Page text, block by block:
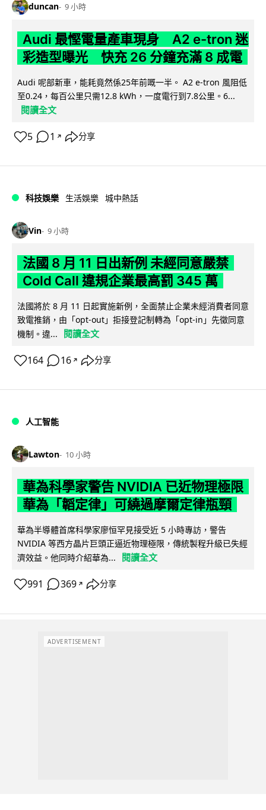
duncan 9 小時
Audi 最慳電量產車現身 A2 e-tron 迷
彩造型曝光 快充 26 分鐘充滿 8 成電
Audi 呢部新車，能耗竟然係25年前嘅一半。 A2 e-tron 風阻低
至0.24，每百公里只需12.8 kWh，一度電行到7.8公里。6...
閱讀全文
5 1 ↗ 分享
科技娛樂 生活娛樂 城中熱話
Vin 9 小時
法國 8 月 11 日出新例 未經同意嚴禁
Cold Call 違規企業最高罰 345 萬
法國將於 8 月 11 日起實施新例，全面禁止企業未經消費者同意
致電推銷，由「opt-out」拒接登記制轉為「opt-in」先徵同意
機制。違...
閱讀全文
164 16 ↗ 分享
人工智能
Lawton 10 小時
華為科學家警告 NVIDIA 已近物理極限
華為「韜定律」可繞過摩爾定律瓶頸
華為半導體首席科學家廖恒罕見接受近 5 小時專訪，警告
NVIDIA 等西方晶片巨頭正逼近物理極限，傳統製程升級已失經
濟效益。他同時介紹華為...
閱讀全文
991 369 ↗ 分享
ADVERTISEMENT